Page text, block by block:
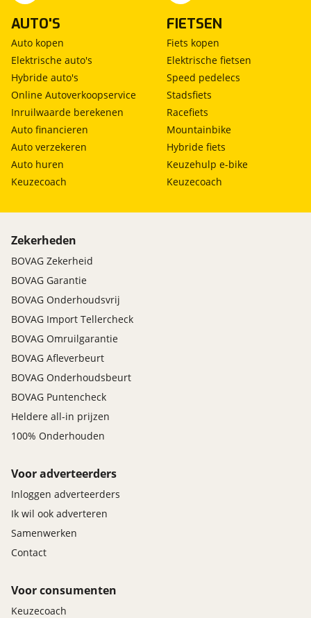
AUTO'S
Auto kopen
Elektrische auto's
Hybride auto's
Online Autoverkoopservice
Inruilwaarde berekenen
Auto financieren
Auto verzekeren
Auto huren
Keuzecoach
FIETSEN
Fiets kopen
Elektrische fietsen
Speed pedelecs
Stadsfiets
Racefiets
Mountainbike
Hybride fiets
Keuzehulp e-bike
Keuzecoach
Zekerheden
BOVAG Zekerheid
BOVAG Garantie
BOVAG Onderhoudsvrij
BOVAG Import Tellercheck
BOVAG Omruilgarantie
BOVAG Afleverbeurt
BOVAG Onderhoudsbeurt
BOVAG Puntencheck
Heldere all-in prijzen
100% Onderhouden
Voor adverteerders
Inloggen adverteerders
Ik wil ook adverteren
Samenwerken
Contact
Voor consumenten
Keuzecoach